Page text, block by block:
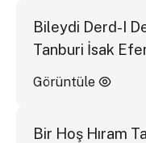
Bileydi Derd-I
Tanburi İsak
Görüntüle
Bir Hoş Hıram